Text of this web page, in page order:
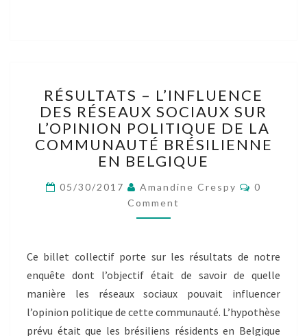
–
L’INFLUENCE
DES
RÉSEAUX
SOCIAUX
SUR
L’OPINION
POLITIQUE
DE
BRÉSILIENNE
EN
BELGIQUE
RÉSULTATS – L’INFLUENCE
DES RÉSEAUX SOCIAUX SUR
L’OPINION POLITIQUE DE LA
COMMUNAUTÉ BRÉSILIENNE
EN BELGIQUE
05/30/2017 Amandine Crespy
0
Comment
Ce billet collectif porte sur les résultats de notre
enquête dont l’objectif était de savoir de quelle
manière les réseaux sociaux pouvait influencer
l’opinion politique de cette communauté. L’hypothèse
prévu était que les brésiliens résidents en Belgique